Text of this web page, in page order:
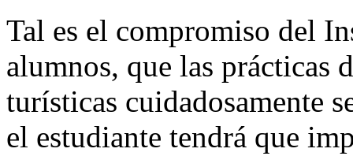
Tal es el compromiso del
alumnos, que las prácticas
turísticas cuidadosamente
el estudiante tendrá que